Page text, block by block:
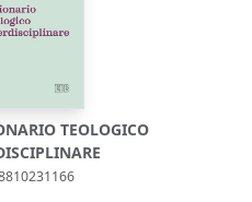
TEOLOGICO